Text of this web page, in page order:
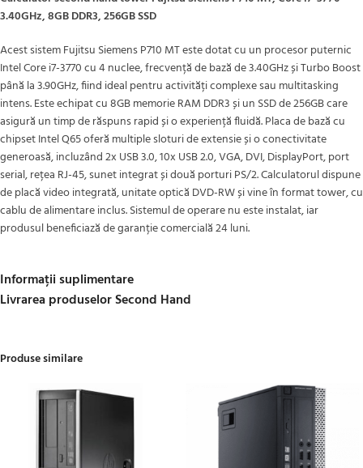
3.40GHz, 8GB DDR3, 256GB SSD
Acest sistem Fujitsu Siemens P710 MT este dotat cu un procesor puternic
Intel Core i7-3770 cu 4 nuclee, frecvență de bază de 3.40GHz și Turbo Boost
până la 3.90GHz, fiind ideal pentru activități complexe sau multitasking
intens. Este echipat cu 8GB memorie RAM DDR3 și un SSD de 256GB care
asigură un timp de răspuns rapid și o experiență fluidă. Placa de bază cu
chipset Intel Q65 oferă multiple sloturi de extensie și o conectivitate
generoasă, incluzând 2x USB 3.0, 10x USB 2.0, VGA, DVI, DisplayPort, port
serial, rețea RJ-45, sunet integrat și două porturi PS/2. Calculatorul dispune
de placă video integrată, unitate optică DVD-RW și vine în format tower, cu
cablu de alimentare inclus. Sistemul de operare nu este instalat, iar
produsul beneficiază de garanție comercială 24 luni.
Informații suplimentare
Livrarea produselor Second Hand
Produse similare